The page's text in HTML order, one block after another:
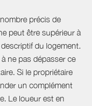
précis de
peut être supérieur à
du logement.
ne pas dépasser ce
Si le propriétaire
un complément
Le loueur est en